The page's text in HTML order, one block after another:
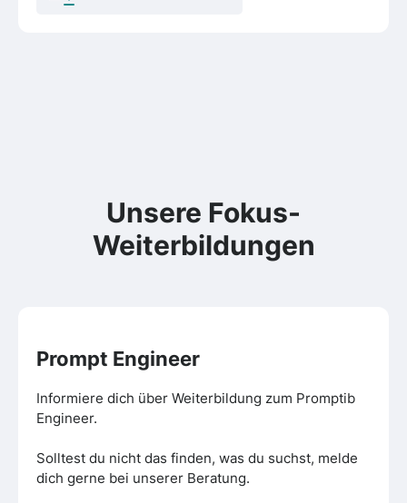
Unsere Fokus-
Weiterbildungen
Prompt Engineer
Informiere dich über Weiterbildung zum Promptib
Engineer.
Solltest du nicht das finden, was du suchst, melde
dich gerne bei unserer Beratung.